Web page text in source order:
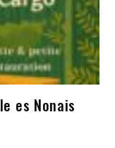
es Nonais